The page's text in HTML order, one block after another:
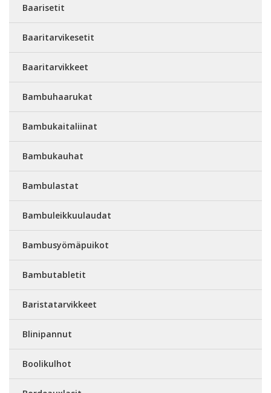
Baarisetit
Baaritarvikesetit
Baaritarvikkeet
Bambuhaarukat
Bambukaitaliinat
Bambukauhat
Bambulastat
Bambuleikkuulaudat
Bambusyömäpuikot
Bambutabletit
Baristatarvikkeet
Blinipannut
Boolikulhot